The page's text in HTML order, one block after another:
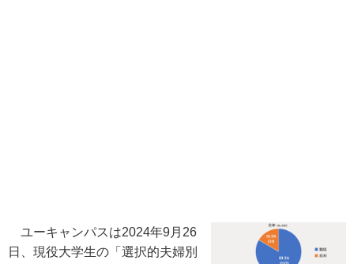
ユーキャンパスは2024年9月26
日、現役大学生の「選択的夫婦別